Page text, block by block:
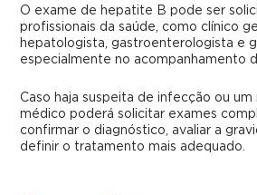
O exame de hepatite B pode ser
profissionais da saúde, como clínico
hepatologista, gastroenterologista e
especialmente no acompanhamento
Caso haja suspeita de infecção ou
médico poderá solicitar exames
confirmar o diagnóstico, avaliar a
definir o tratamento mais adequado.